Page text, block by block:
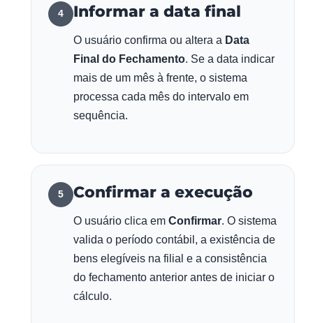
4 Informar a data final
O usuário confirma ou altera a Data
Final do Fechamento. Se a data indicar
mais de um mês à frente, o sistema
processa cada mês do intervalo em
sequência.
5 Confirmar a execução
O usuário clica em Confirmar. O sistema
valida o período contábil, a existência de
bens elegíveis na filial e a consistência
do fechamento anterior antes de iniciar o
cálculo.